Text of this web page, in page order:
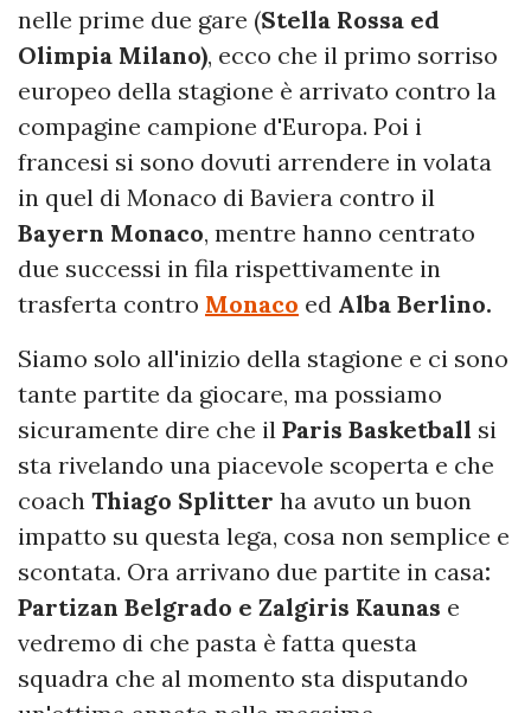
nelle prime due gare (Stella Rossa ed
Olimpia Milano), ecco che il primo sorriso
europeo della stagione è arrivato contro la
compagine campione d'Europa. Poi i
francesi si sono dovuti arrendere in volata
in quel di Monaco di Baviera contro il
Bayern Monaco, mentre hanno centrato
due successi in fila rispettivamente in
trasferta contro Monaco ed Alba Berlino.
Siamo solo all'inizio della stagione e ci sono
tante partite da giocare, ma possiamo
sicuramente dire che il Paris Basketball si
sta rivelando una piacevole scoperta e che
coach Thiago Splitter ha avuto un buon
impatto su questa lega, cosa non semplice e
scontata. Ora arrivano due partite in casa:
Partizan Belgrado e Zalgiris Kaunas e
vedremo di che pasta è fatta questa
squadra che al momento sta disputando